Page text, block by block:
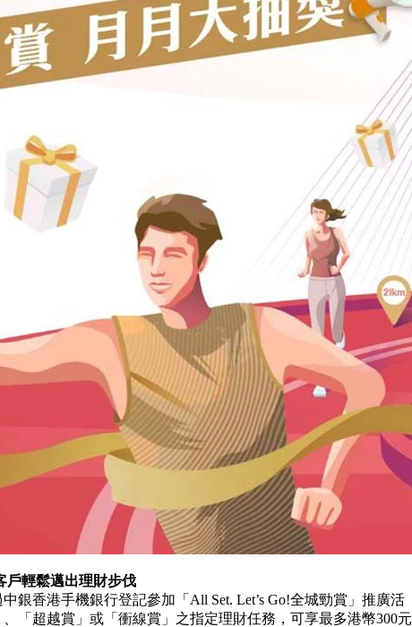
戶輕鬆邁出理財步伐
銀香港手機銀行登記參加「All Set. Let’s Go!全城勁賞」推廣活
「超越賞」或「衝線賞」之指定理財任務，可享最多港幣300元